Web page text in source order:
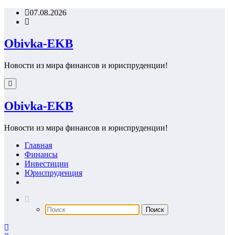
Перейти07.08.2026
Obivka-EKB
Новости из мира финансов и юриспруденции!
Obivka-EKB
Новости из мира финансов и юриспруденции!
Главная
Финансы
Инвестиции
Юриспруденция